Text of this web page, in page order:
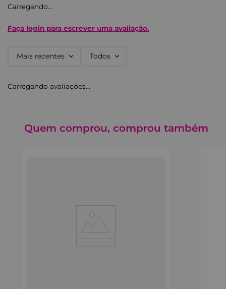
Carregando…
Faça login para escrever uma avaliação.
Mais recentes Todos
Carregando avaliações…
Quem comprou, comprou também